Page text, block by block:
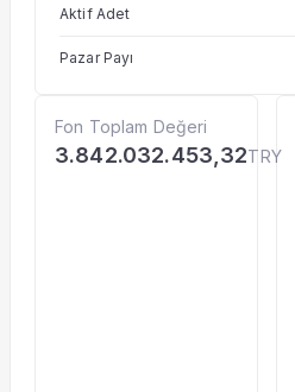
Aktif Adet
Pazar Payı
Fon Toplam Değeri
3.842.032.453,32TRY